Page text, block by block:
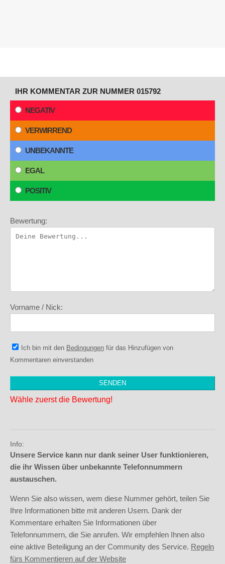
IHR KOMMENTAR ZUR NUMMER 015792
NEGATIV
VERWIRREND
UNBEKANNTE
EGAL
POSITIV
Bewertung:
Vorname / Nick:
Ich bin mit den Bedingungen für das Hinzufügen von
Kommentaren einverstanden
Wähle zuerst die Bewertung!
Info:
Unsere Service kann nur dank seiner User funktionieren,
die ihr Wissen über unbekannte Telefonnummern
austauschen.
Wenn Sie also wissen, wem diese Nummer gehört, teilen Sie
Ihre Informationen bitte mit anderen Usern. Dank der
Kommentare erhalten Sie Informationen über
Telefonnummern, die Sie anrufen. Wir empfehlen Ihnen also
eine aktive Beteiligung an der Community des Service. Regeln
fürs Kommentieren auf der Website